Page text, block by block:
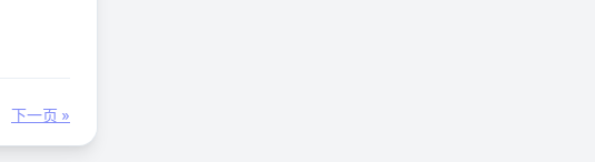
下一页 »